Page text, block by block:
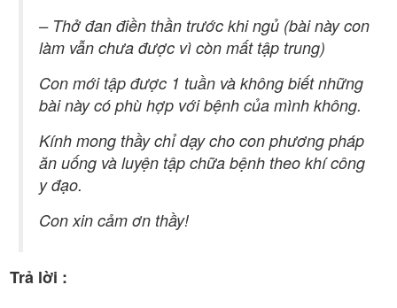
– Thở đan điền thần trước khi ngủ (bài này con
làm vẫn chưa được vì còn mất tập trung)
Con mới tập được 1 tuần và không biết những
bài này có phù hợp với bệnh của mình không.
Kính mong thầy chỉ dạy cho con phương pháp
ăn uống và luyện tập chữa bệnh theo khí công
y đạo.
Con xin cảm ơn thầy!
Trả lời :